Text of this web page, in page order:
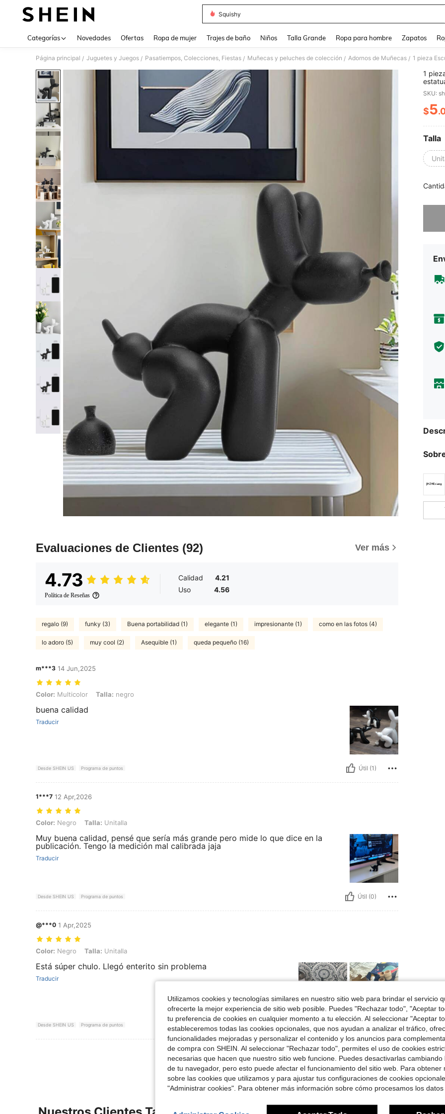
Squishy
Categorías Novedades Ofertas Ropa de mujer Trajes de baño Niños Talla Grande Ropa para hombre Zapatos
Página principal / Juguetes y Juegos / Pasatiempos, Colecciones, Fiestas / Muñecas y peluches de colección / Adornos de Muñecas /
Evaluaciones de Clientes (92) Ver más
4.73
Política de Reseñas
Calidad
4.21
Uso
4.56
regalo (9) funky (3) Buena portabilidad (1) elegante (1) impresionante (1) como en las fotos (4)
lo adoro (5) muy cool (2) Asequible (1) queda pequeño (16)
m***3 14 Jun,2025
Color: Multicolor, Talla: negro
Color: Multicolor Talla: negro
buena calidad
Traducir
Desde SHEIN US Programa de puntos Útil (1)
1***7 12 Apr,2026
Color: Negro, Talla: Unitalla
Color: Negro Talla: Unitalla
Muy buena calidad, pensé que sería más grande pero mide lo que dice en la
publicación. Tengo la medición mal calibrada jaja
Traducir
Desde SHEIN US Programa de puntos Útil (0)
@***0 1 Apr,2025
Color: Negro, Talla: Unitalla
Color: Negro Talla: Unitalla
Está súper chulo. Llegó enterito sin problema
Traducir
Desde SHEIN US Programa de puntos
Ver Más Reseñas
1
globo
sala
SKU:
$5
Talla
Utilizamos cookies y tecnologías similares en nuestro sitio web para brindar el servicio
ofrecerte la mejor experiencia de sitio web posible. Puedes "Rechazar todo", "Aceptar
tu preferencia de cookies en cualquier momento a tu elección. Al seleccionar "Aceptar
estableceremos todas las cookies opcionales, que nos ayudan a analizar el tráfico,
funcionalidades mejoradas y personalizar el contenido y los anuncios para
de compra con SHEIN. Al seleccionar "Rechazar todo", permites el uso de cookies
necesarias que hacen que nuestro sitio web funcione. Puedes desactivarlas cambiando
de tu navegador, pero esto puede afectar el funcionamiento del sitio web. Para obtener
sobre las cookies que utilizamos y para ajustar tus configuraciones de cookies
"Administrar cookies". Para obtener más información sobre cómo procesamos los datos